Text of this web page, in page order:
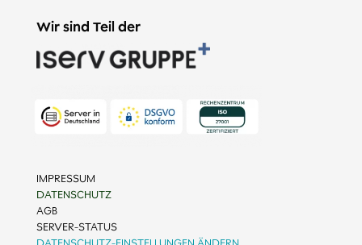
Wir sind Teil der
IMPRESSUM
DATENSCHUTZ
AGB
SERVER-STATUS